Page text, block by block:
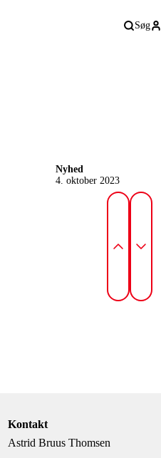
Søg
Nyhed
4. oktober 2023
Kontakt
Astrid Bruus Thomsen